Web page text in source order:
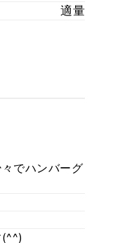
適量
でハンバーグ